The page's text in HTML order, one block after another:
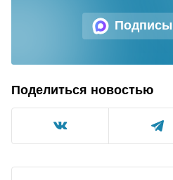
Поделиться новостью